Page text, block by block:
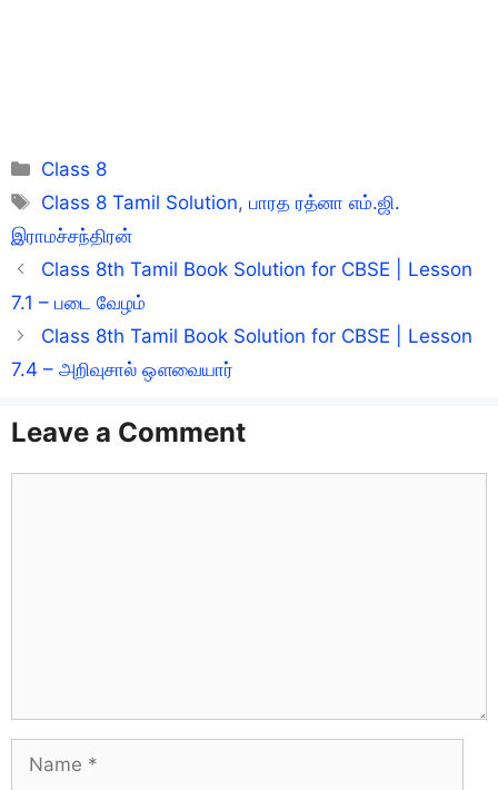
Categories
Class 8
Tags
Class 8 Tamil Solution,பாரத ரத்னா எம்.ஜி.
இராமச்சந்திரன்
Class 8th Tamil Book Solution for CBSE | Lesson
7.1 – படை வேழம்
Class 8th Tamil Book Solution for CBSE | Lesson
7.4 – அறிவுசால் ஔவையார்
Leave a Comment
Name